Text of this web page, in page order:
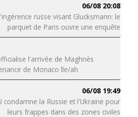
06/08 20:08
russe visant Glucksmann: le
parquet de Paris ouvre une enquête
l'arrivée de Maghnès
de Monaco lle/ah
06/08 19:49
condamne la Russie et l'Ukraine pour
leurs frappes dans des zones civiles